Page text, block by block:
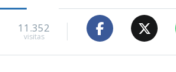
11.352
visitas